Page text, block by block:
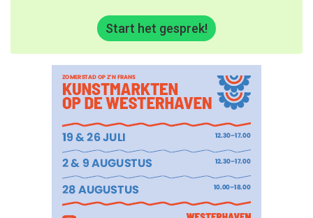
Start het gesprek!